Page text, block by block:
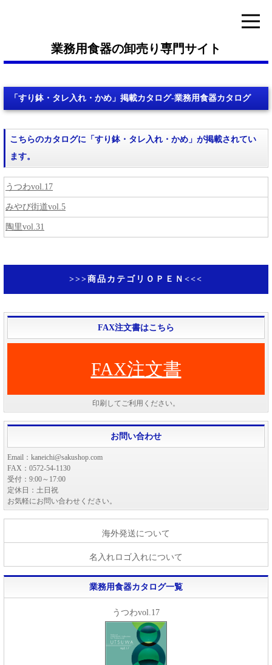
業務用食器の卸売り専門サイト
「すり鉢・タレ入れ・かめ」掲載カタログ-業務用食器カタログ
こちらのカタログに「すり鉢・タレ入れ・かめ」が掲載されてい
ます。
うつわvol.17
みやび街道vol.5
陶里vol.31
>>>商品カテゴリＯＰＥＮ<<<
FAX注文書はこちら
FAX注文書
印刷してご利用ください。
お問い合わせ
Email：kaneichi@sakushop.com
FAX：0572-54-1130
受付：9:00～17:00
定休日：土日祝
お気軽にお問い合わせください。
海外発送について
名入れロゴ入れについて
業務用食器カタログ一覧
うつわvol.17